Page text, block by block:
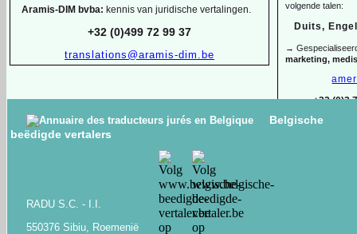
volgende talen:
Duits,
→
marketing,
+32 (0)2
Aramis-DIM bvba: kennis van juridische vertalingen.
+32 (0)499 72 99 37
translations@aramis-dim.be
ANTON KLEVANSKY
NEDERLANDS - OEKRAÏENS -
RUSSISCH
Lid van AIIC & BKVT, geaccrediteerd bij de Raad van Europa
en VN-organisaties
Tolkopdrachten voor staatshoofden en regeringsleiders
Belgische
beëdigde vertalers
RADU S.C. - I.I.
550376 Sibiu, Roemenië